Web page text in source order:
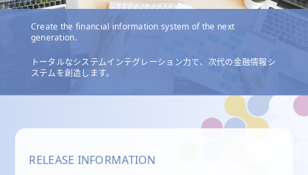
Create the financial information system of the next
generation.
トータルなシステムインテグレーション力で、次代の金融情報シ
ステムを創造します。
RELEASE INFORMATION